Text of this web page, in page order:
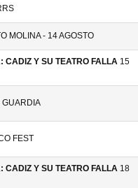
MOLINA - 14 AGOSTO
CADIZ Y SU TEATRO FALLA 15
GUARDIA
FEST
CADIZ Y SU TEATRO FALLA 18